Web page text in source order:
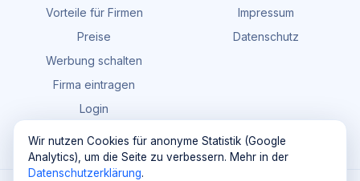
Vorteile für Firmen
Preise
Werbung schalten
Firma eintragen
Login
Impressum
Datenschutz
Wir nutzen Cookies für anonyme Statistik (Google
Analytics), um die Seite zu verbessern. Mehr in der
Datenschutzerklärung.